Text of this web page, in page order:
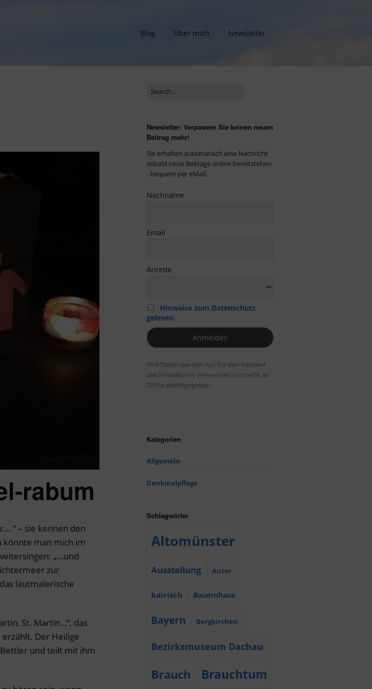
Blog Über mich Newsletter
rabum
– sie kennen den
könnte man mich im
„…und
zur
lautmalerische
St. Martin…“, das
erzählt. Der Heilige
und teilt mit ihm
Newsletter: Verpassen Sie keinen neuen
Beitrag mehr!
Sie erhalten automatisch eine Nachricht
sobald neue Beiträge online bereitstehen
- bequem per eMail.
Nachname
Email
Anrede
Hinweise zum Datenschutz
gelesen.
Ihre Daten werden nur für den Versand
des Newsletters verwendet und nicht an
Dritte weitergegeben.
Kategorien
Allgemein
Denkmalpflege
Schlagwörter
Altomünster
Ausstellung Autor
bairisch Bauernhaus
Bayern Bergkirchen
Bezirksmuseum Dachau
Brauch Brauchtum